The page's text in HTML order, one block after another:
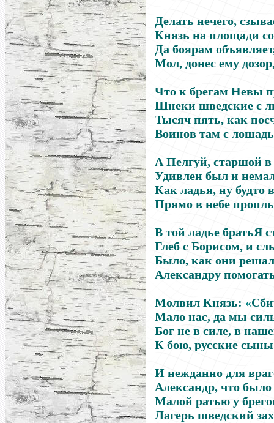
Делать нечего,
Князь на площади
Да боярам
Мол, донес ему
Что к брегам Невы
Шнеки шведские с
Тысяч пять, как
Воинов там с
А Пелгуй, старшой в
Удивлен был и
Как ладья, ну будто
Прямо в небе
В той ладье братьЯ
Глеб с Борисом, и
Было, как они
Александру
Молвил Князь: «
Мало нас, да мы
Бог не в силе, в
К бою, русские
И нежданно для
Александр, что было
Малой ратью у
Лагерь шведский